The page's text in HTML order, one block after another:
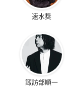
速水奨
諏訪部順一